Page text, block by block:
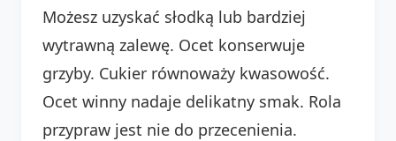
Możesz uzyskać słodką lub bardziej
wytrawną zalewę. Ocet konserwuje
grzyby. Cukier równoważy kwasowość.
Ocet winny nadaje delikatny smak. Rola
przypraw jest nie do przecenienia.